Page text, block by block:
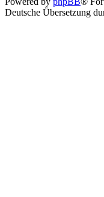
Deutsche Übersetzung